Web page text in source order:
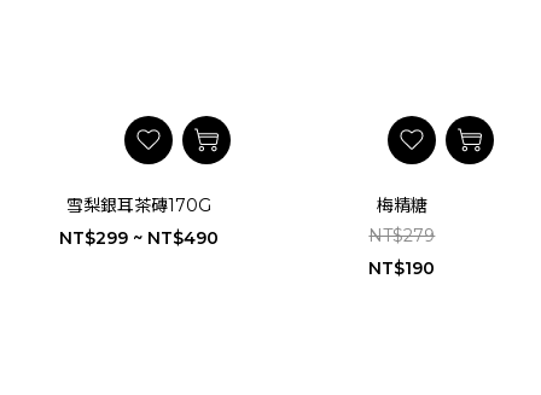
雪梨銀耳茶磚170G
NT$299 ~ NT$490
梅精糖
NT$279
NT$190